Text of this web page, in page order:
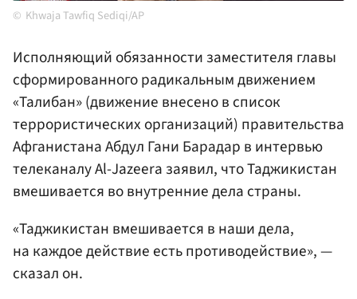
Khwaja Tawfiq Sediqi/AP
Исполняющий обязанности заместителя главы
сформированного радикальным движением
«Талибан» (движение внесено в список
террористических организаций) правительства
Афганистана Абдул Гани Барадар в интервью
телеканалу Al-Jazeera заявил, что Таджикистан
вмешивается во внутренние дела страны.
«Таджикистан вмешивается в наши дела,
на каждое действие есть противодействие», —
сказал он.